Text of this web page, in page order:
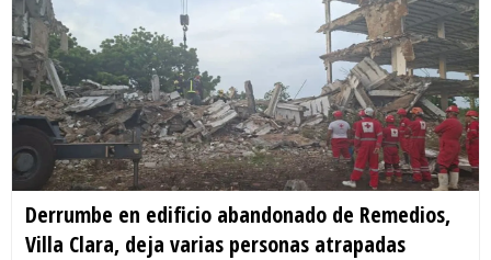
Derrumbe en edificio abandonado de Remedios,
Villa Clara, deja varias personas atrapadas